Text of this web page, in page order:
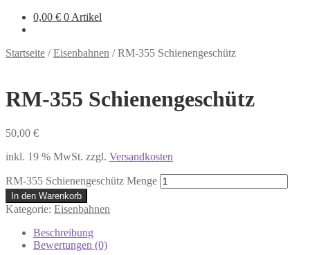
0,00 € 0 Artikel
Startseite /Eisenbahnen /RM-355 Schienengeschütz
RM-355 Schienengeschütz
50,00 €
inkl. 19 % MwSt. zzgl. Versandkosten
RM-355 Schienengeschütz Menge
In den Warenkorb
Kategorie: Eisenbahnen
Beschreibung
Bewertungen (0)